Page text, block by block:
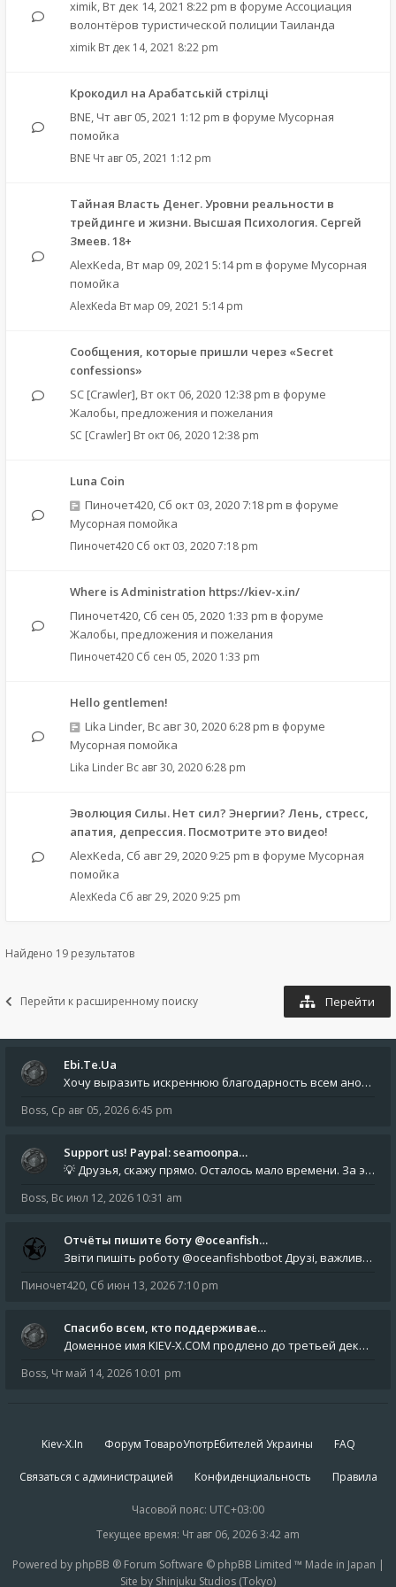
ximik, Вт дек 14, 2021 8:22 pm в форуме Ассоциация
волонтёров туристической полиции Таиланда
ximik Вт дек 14, 2021 8:22 pm
Крокодил на Арабатській стрілці
BNE, Чт авг 05, 2021 1:12 pm в форуме Мусорная
помойка
BNE Чт авг 05, 2021 1:12 pm
Тайная Власть Денег. Уровни реальности в
трейдинге и жизни. Высшая Психология. Сергей
Змеев. 18+
AlexKeda, Вт мар 09, 2021 5:14 pm в форуме Мусорная
помойка
AlexKeda Вт мар 09, 2021 5:14 pm
Сообщения, которые пришли через «Secret
confessions»
SC [Crawler], Вт окт 06, 2020 12:38 pm в форуме
Жалобы, предложения и пожелания
SC [Crawler] Вт окт 06, 2020 12:38 pm
Luna Coin
Пиночет420, Сб окт 03, 2020 7:18 pm в форуме
Мусорная помойка
Пиночет420 Сб окт 03, 2020 7:18 pm
Where is Administration https://kiev-x.in/
Пиночет420, Сб сен 05, 2020 1:33 pm в форуме
Жалобы, предложения и пожелания
Пиночет420 Сб сен 05, 2020 1:33 pm
Hello gentlemen!
Lika Linder, Вс авг 30, 2020 6:28 pm в форуме
Мусорная помойка
Lika Linder Вс авг 30, 2020 6:28 pm
Эволюция Силы. Нет сил? Энергии? Лень, стресс,
апатия, депрессия. Посмотрите это видео!
AlexKeda, Сб авг 29, 2020 9:25 pm в форуме Мусорная
помойка
AlexKeda Сб авг 29, 2020 9:25 pm
Найдено 19 результатов
Перейти к расширенному поиску Перейти
Ebi.Te.Ua
Хочу выразить искреннюю благодарность всем анонимным пользователям, которые поддержали наше сообщество финансово. Благод
Boss, Ср авг 05, 2026 6:45 pm
Support us! Paypal: seamoonpa…
💡 Друзья, скажу прямо. Осталось мало времени. За это время нам нужно закрыть последние обязательные расходы: около 500
Boss, Вс июл 12, 2026 10:31 am
Отчёты пишите боту @oceanfish…
Звіти пишіть роботу @oceanfishbotbot Друзі, важливе повідомлення для учасників форума. Основне звернення опублікован
Пиночет420, Сб июн 13, 2026 7:10 pm
Спасибо всем, кто поддерживае…
Доменное имя KIEV-X.COM продлено до третьей декады августа 2027 года! Спасибо всем анонимным пользователям, которые по
Boss, Чт май 14, 2026 10:01 pm
Kiev-X.In Форум ТовароУпотрЕбителей Украины FAQ
Связаться с администрацией Конфиденциальность Правила
Часовой пояс: UTC+03:00
Текущее время: Чт авг 06, 2026 3:42 am
Powered by phpBB ® Forum Software © phpBB Limited ™ Made in Japan |
Site by Shinjuku Studios (Tokyo)